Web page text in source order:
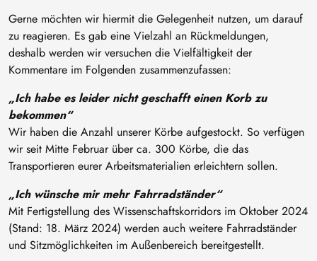
Gerne möchten wir hiermit die Gelegenheit nutzen, um darauf
zu reagieren. Es gab eine Vielzahl an Rückmeldungen,
deshalb werden wir versuchen die Vielfältigkeit der
Kommentare im Folgenden zusammenzufassen:
„Ich habe es leider nicht geschafft einen Korb zu
bekommen“
Wir haben die Anzahl unserer Körbe aufgestockt. So verfügen
wir seit Mitte Februar über ca. 300 Körbe, die das
Transportieren eurer Arbeitsmaterialien erleichtern sollen.
„Ich wünsche mir mehr Fahrradständer“
Mit Fertigstellung des Wissenschaftskorridors im Oktober 2024
(Stand: 18. März 2024) werden auch weitere Fahrradständer
und Sitzmöglichkeiten im Außenbereich bereitgestellt.